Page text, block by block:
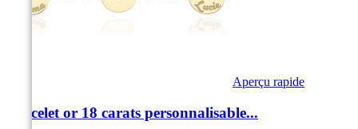
Aperçu rapide
Bracelet or 18 carats personnalisable...